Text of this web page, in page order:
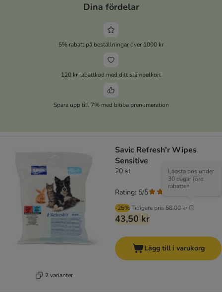
Dina fördelar
5% rabatt på beställningar över 1000 kr
120 kr rabattkod med ditt stämpelkort
Spara upp till 7% med bitiba prenumeration
2 varianter
Savic Refresh'r Wipes
Sensitive
20 st
-25%Tidigare pris 58,00 kr
Lägsta pris under
30 dagar före
rabatten
43,50 kr
Rating: 5/5
Lägg till i varukorg